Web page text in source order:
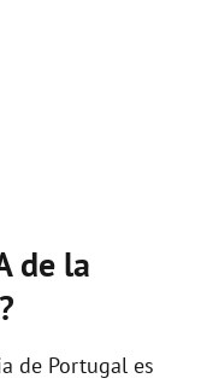
de la
de Portugal es